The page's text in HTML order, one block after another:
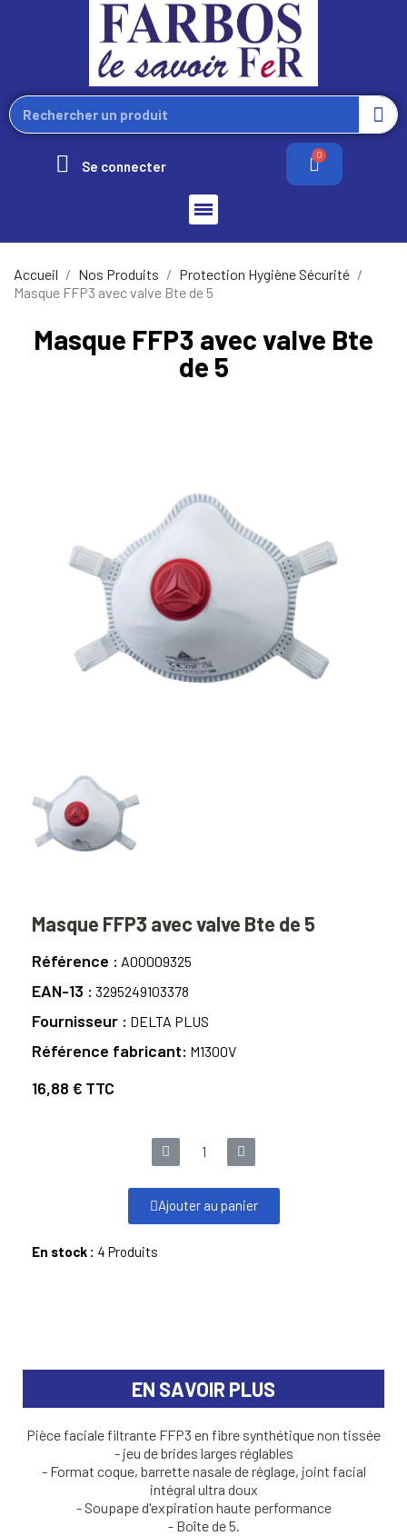
Se connecter
Accueil Nos Produits
Protection Hygiène Sécurité
Masque FFP3 avec valve Bte de 5
Masque FFP3 avec valve Bte
de 5
Masque FFP3 avec valve Bte de 5
Référence A00009325
EAN-13 3295249103378
Fournisseur DELTA PLUS
Référence fabricant M1300V
16,88 € TTC
Ajouter au panier
En stock : 4 Produits
EN SAVOIR PLUS
Pièce faciale filtrante FFP3 en fibre synthétique non tissée
- jeu de brides larges réglables
- Format coque, barrette nasale de réglage, joint facial
intégral ultra doux
- Soupape d'expiration haute performance
- Boîte de 5.